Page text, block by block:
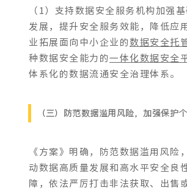
（1）支持数据安全服务机构加强
发展，提升安全服务效能，降低应
业拓展面向中小企业的数据安全托
种数据安全能力的一体化数据安全
体系化的数据流通安全治理体系。
（三）防范数据滥用风险，加强保护
《方案》明确，防范数据滥用风
动数据高质量发展和高水平安全良
障，依法严厉打击非法获取、出售